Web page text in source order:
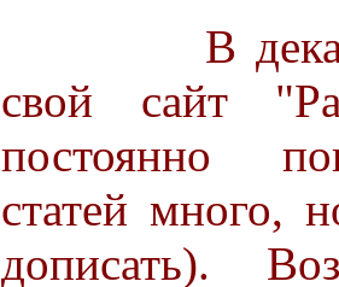
В декабре
свой сайт
постоянно
статей много,
дописать).